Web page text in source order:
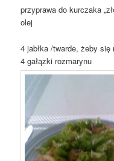
przyprawa do kurczaka
olej
4 jabłka /twarde, żeby
4 gałązki rozmarynu